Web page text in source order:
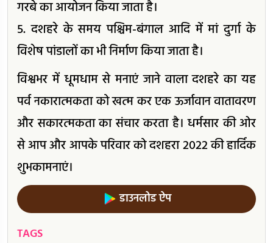
गरबे का आयोजन किया जाता है।
5. दशहरे के समय पश्चिम-बंगाल आदि में मां दुर्गा के
विशेष पांडालों का भी निर्माण किया जाता है।
विश्वभर में धूमधाम से मनाएं जाने वाला दशहरे का यह
पर्व नकारात्मकता को खत्म कर एक ऊर्जावान वातावरण
और सकारत्मकता का संचार करता है। धर्मसार की ओर
से आप और आपके परिवार को दशहरा 2022 की हार्दिक
शुभकामनाएं।
डाउनलोड ऐप
TAGS